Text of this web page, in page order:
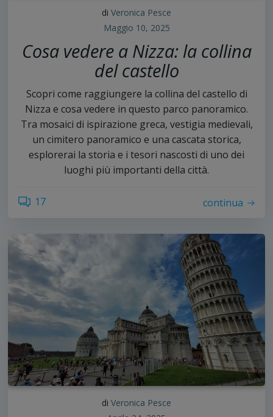
di Veronica Pesce
Maggio 10, 2025
Cosa vedere a Nizza: la collina
del castello
Scopri come raggiungere la collina del castello di
Nizza e cosa vedere in questo parco panoramico.
Tra mosaici di ispirazione greca, vestigia medievali,
un cimitero panoramico e una cascata storica,
esplorerai la storia e i tesori nascosti di uno dei
luoghi più importanti della città.
17 continua
di Veronica Pesce